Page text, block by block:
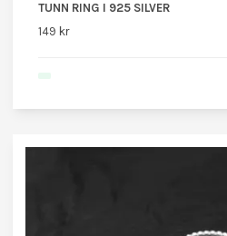
TUNN RING I 925 SILVER
149 kr